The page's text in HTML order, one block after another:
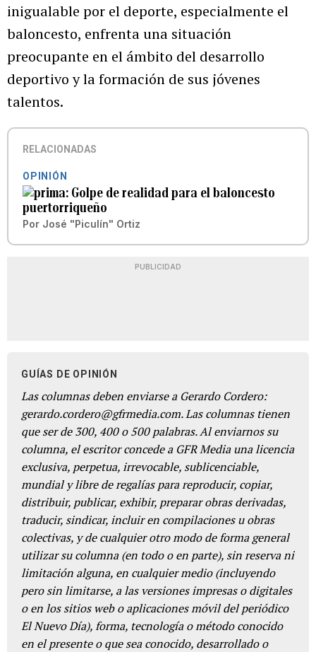
inigualable por el deporte, especialmente el
baloncesto, enfrenta una situación
preocupante en el ámbito del desarrollo
deportivo y la formación de sus jóvenes
talentos.
RELACIONADAS
OPINIÓN
Golpe de realidad para el baloncesto
puertorriqueño
Por José "Piculín" Ortiz
PUBLICIDAD
GUÍAS DE OPINIÓN
Las columnas deben enviarse a Gerardo Cordero:
gerardo.cordero@gfrmedia.com. Las columnas tienen
que ser de 300, 400 o 500 palabras. Al enviarnos su
columna, el escritor concede a GFR Media una licencia
exclusiva, perpetua, irrevocable, sublicenciable,
mundial y libre de regalías para reproducir, copiar,
distribuir, publicar, exhibir, preparar obras derivadas,
traducir, sindicar, incluir en compilaciones u obras
colectivas, y de cualquier otro modo de forma general
utilizar su columna (en todo o en parte), sin reserva ni
limitación alguna, en cualquier medio (incluyendo
pero sin limitarse, a las versiones impresas o digitales
o en los sitios web o aplicaciones móvil del periódico
El Nuevo Día), forma, tecnología o método conocido
en el presente o que sea conocido, desarrollado o